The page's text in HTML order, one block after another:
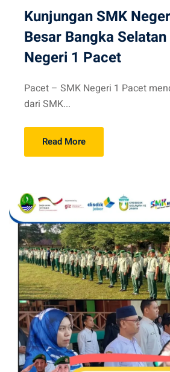
Kunjungan SMK
Besar Bangka
Negeri 1 Pacet
Pacet – SMK Negeri 1 Pacet
dari SMK...
Read More